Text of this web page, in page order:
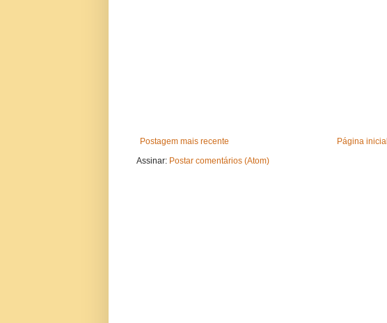
Postagem mais recente
Página inicial
Assinar: Postar comentários (Atom)